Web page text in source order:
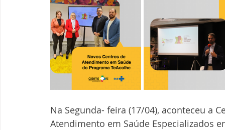
Na Segunda- feira (17/04), aconteceu a
Atendimento em Saúde Especializados